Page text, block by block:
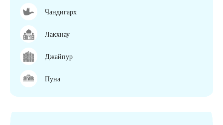
Чандигарх
Лакхнау
Джайпур
Пуна